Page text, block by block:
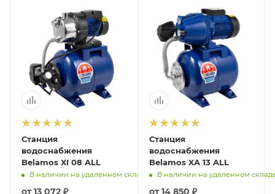
Станция
водоснабжения
Belamos XI 08 ALL
В наличии на удаленном складе
от13 072 ₽
Станция
водоснабжения
Belamos XA 13 ALL
В наличии на удаленном
от14 850 ₽